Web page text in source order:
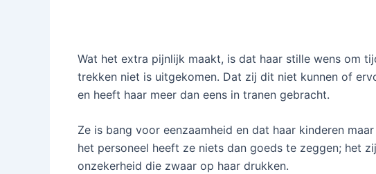
Wat het extra pijnlijk maakt, is dat haar stille wens om
trekken niet is uitgekomen. Dat zij dit niet kunnen of
en heeft haar meer dan eens in tranen gebracht.
Ze is bang voor eenzaamheid en dat haar kinderen
het personeel heeft ze niets dan goeds te zeggen; het
onzekerheid die zwaar op haar drukken.